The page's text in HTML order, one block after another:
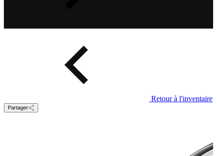
Retour à l'inventaire
Partager